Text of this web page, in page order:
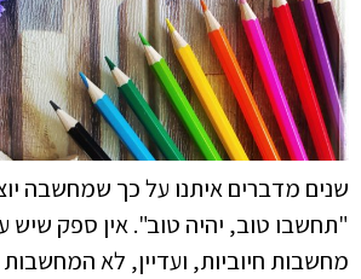
שנים מדברים איתנו על כך שמחשבה
"תחשבו טוב, יהיה טוב". אין ספק שיש
מחשבות חיוביות, ועדיין, לא